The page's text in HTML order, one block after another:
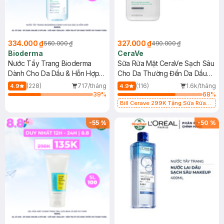
334.000 ₫560.000 ₫
Bioderma
Nước Tẩy Trang Bioderma
Dành Cho Da Dầu & Hỗn Hợp
500ml
4.9 (228)
717/tháng
39%
327.000 ₫490.000 ₫
CeraVe
Sữa Rửa Mặt CeraVe Sạch Sâu
Cho Da Thường Đến Da Dầu
473ml
4.9 (116)
1.6k/tháng
68%
Bill Cerave 299K Tặng Sữa Rửa
-55% -50 %